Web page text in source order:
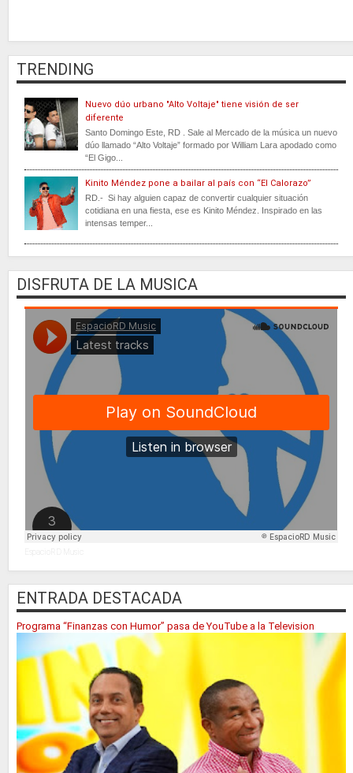
TRENDING
Nuevo dúo urbano "Alto Voltaje" tiene visión de ser
diferente
Santo Domingo Este, RD . Sale al Mercado de la música un nuevo
dúo llamado “Alto Voltaje” formado por William Lara apodado como
“El Gigo...
Kinito Méndez pone a bailar al país con “El Calorazo”
RD.- Si hay alguien capaz de convertir cualquier situación
cotidiana en una fiesta, ese es Kinito Méndez. Inspirado en las
intensas temper...
DISFRUTA DE LA MUSICA
ENTRADA DESTACADA
Programa “Finanzas con Humor” pasa de YouTube a la Television